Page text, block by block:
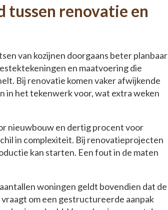
tussen renovatie en
van kozijnen doorgaans beter planbaar
en maatvoering die
Bij renovatie komen vaker afwijkende
in het tekenwerk voor, wat extra weken
nieuwbouw en dertig procent voor
in complexiteit. Bij renovatieprojecten
kan starten. Een fout in de maten
woningen geldt bovendien dat de
om een gestructureerde aanpak